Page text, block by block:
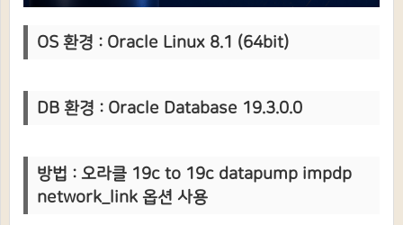
OS 환경 : Oracle Linux 8.1 (64bit)
DB 환경 : Oracle Database 19.3.0.0
방법 : 오라클 19c to 19c datapump impdp
network_link 옵션 사용